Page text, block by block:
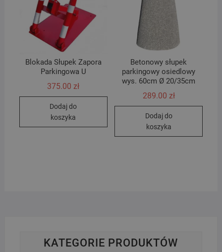
Blokada Słupek Zapora
Parkingowa U
375.00zł
Dodaj do
koszyka
Betonowy słupek
parkingowy osiedlowy
wys. 60cm Ø 20/35cm
289.00 zł
Dodaj do
koszyka
KATEGORIE PRODUKTÓW